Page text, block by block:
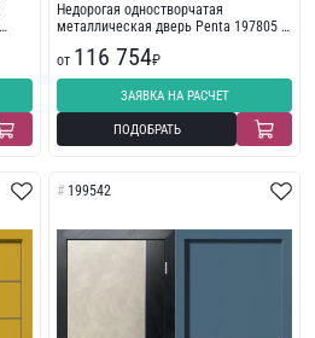
Недорогая одностворчатая
металлическая дверь Penta 197805 в
от 116 754₽
ЗАЯВКА НА РАСЧЕТ
ПОДОБРАТЬ
199542